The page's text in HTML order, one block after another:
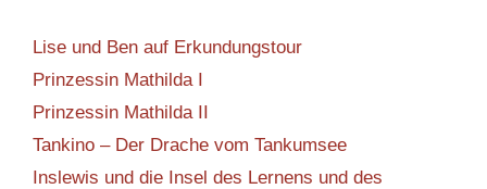
Lise und Ben auf Erkundungstour
Prinzessin Mathilda I
Prinzessin Mathilda II
Tankino – Der Drache vom Tankumsee
Inslewis und die Insel des Lernens und des